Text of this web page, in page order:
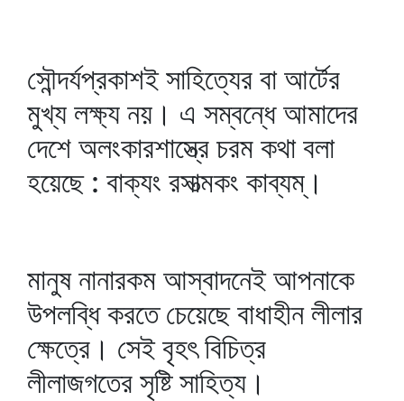
সৌন্দর্যপ্রকাশই সাহিত্যের বা আর্টের
মুখ্য লক্ষ্য নয়। এ সম্বন্ধে আমাদের
দেশে অলংকারশাস্ত্রে চরম কথা বলা
হয়েছে : বাক্যং রসাত্মকং কাব্যম্‌।
মানুষ নানারকম আস্বাদনেই আপনাকে
উপলব্ধি করতে চেয়েছে বাধাহীন লীলার
ক্ষেত্রে। সেই বৃহৎ বিচিত্র
লীলাজগতের সৃষ্টি সাহিত্য।